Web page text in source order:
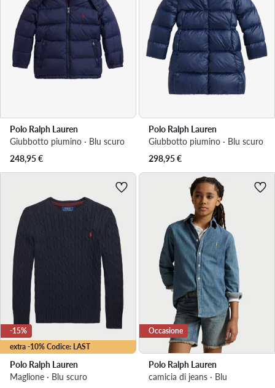
Polo Ralph Lauren
Giubbotto piumino · Blu scuro
248,95€
Polo Ralph Lauren
Giubbotto piumino · Blu scuro
298,95€
extra -10% Codice: LAST
-15%
Polo Ralph Lauren
Maglione · Blu scuro
Occasione
Polo Ralph Lauren
camicia di jeans · Blu